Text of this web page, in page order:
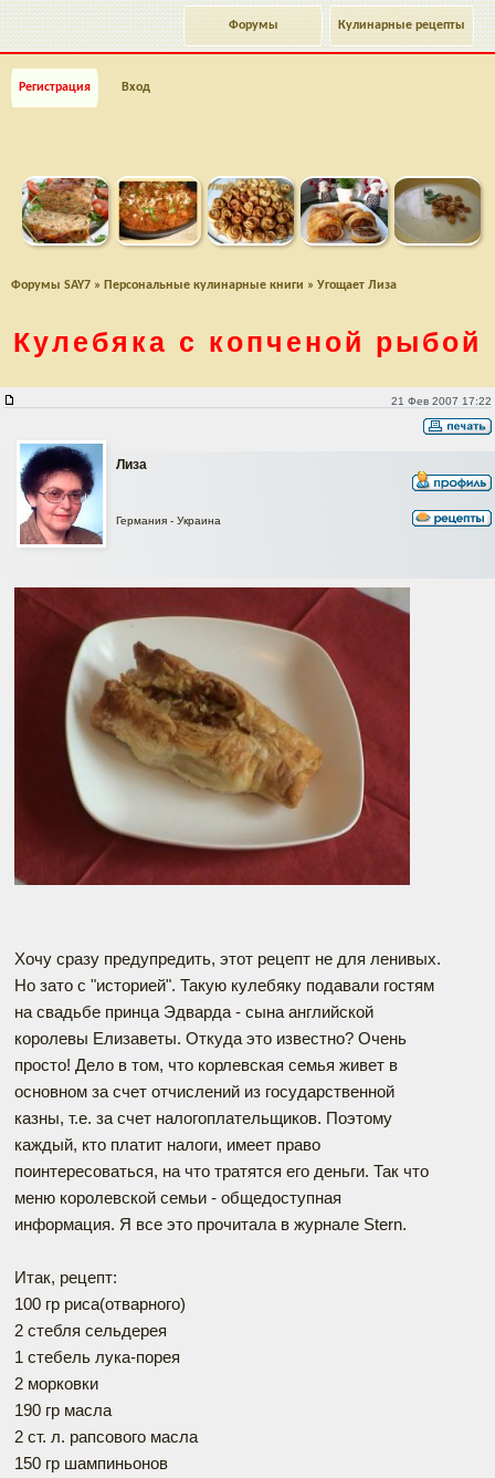
Кулинарные рецепты
Форумы
Регистрация Вход
Форумы SAY7 » Персональные кулинарные книги » Угощает Лиза
Кулебяка с копченой рыбой
21 Фев 2007 17:22
Лиза
Германия - Украина
Хочу сразу предупредить, этот рецепт не для ленивых.
Но зато с "историей". Такую кулебяку подавали гостям
на свадьбе принца Эдварда - сына английской
королевы Елизаветы. Откуда это известно? Очень
просто! Дело в том, что корлевская семья живет в
основном за счет отчислений из государственной
казны, т.е. за счет налогоплательщиков. Поэтому
каждый, кто платит налоги, имеет право
поинтересоваться, на что тратятся его деньги. Так что
меню королевской семьи - общедоступная
информация. Я все это прочитала в журнале Stern.
Итак, рецепт:
100 гр риса(отварного)
2 стебля сельдерея
1 стебель лука-порея
2 морковки
190 гр масла
2 ст. л. рапсового масла
150 гр шампиньонов